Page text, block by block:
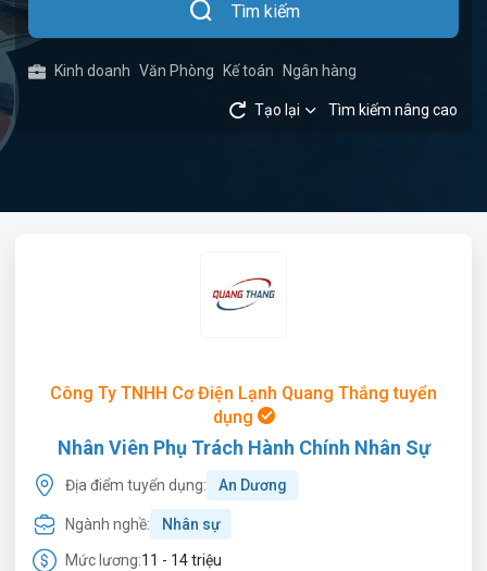
Tìm kiếm
Kinh doanh Văn Phòng Kế toán Ngân hàng
Tạo lại Tìm kiếm nâng cao
Công Ty TNHH Cơ Điện Lạnh Quang Thắng tuyển
dụng
Nhân Viên Phụ Trách Hành Chính Nhân Sự
Địa điểm tuyển dụng: An Dương
Ngành nghề: Nhân sự
Mức lương:11 - 14 triệu